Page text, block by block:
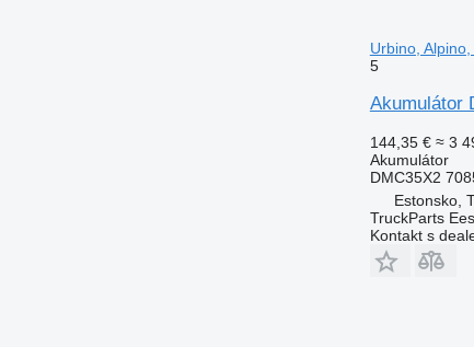
Urbino,
5
Akumulátor
144,35 € ≈ 3
Akumulátor
DMC35X2
Estonsko,
TruckParts
Kontakt s